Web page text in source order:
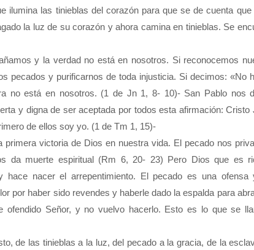
ilumina las tinieblas del corazón para que se de cuenta
la luz de su corazón y ahora camina en tinieblas. Se
y la verdad no está en nosotros. Si reconocemos
pecados y purificarnos de toda injusticia. Si decimos: «No
no está en nosotros. (1 de Jn 1, 8- 10)- San Pablo nos
y digna de ser aceptada por todos esta afirmación: Cristo
de ellos soy yo. (1 de Tm 1, 15)-
victoria de Dios en nuestra vida. El pecado nos
da muerte espiritual (Rm 6, 20- 23) Pero Dios que es
hace nacer el arrepentimiento. El pecado es una ofensa
por haber sido revendes y haberle dado la espalda para
ofendido Señor, y no vuelvo hacerlo. Esto es lo que se
de las tinieblas a la luz, del pecado a la gracia, de la